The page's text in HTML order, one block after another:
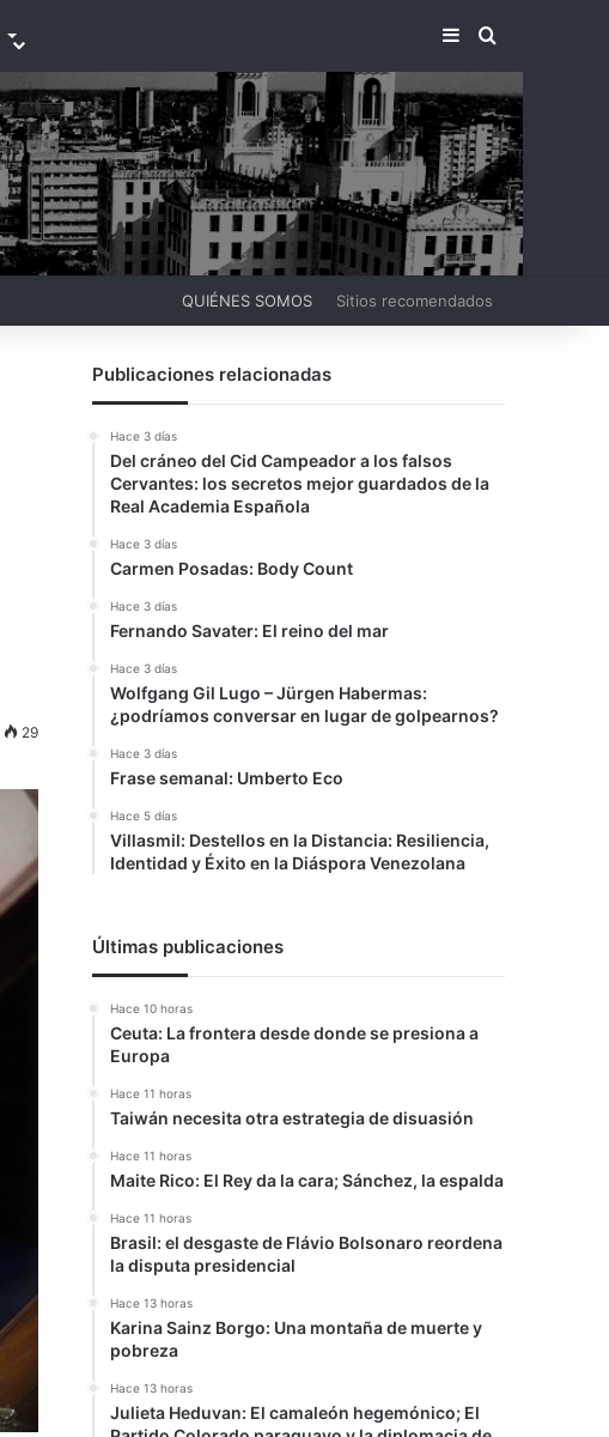
BARRA LATERAL
BUSCAR
QUIÉNES SOMOS Sitios recomendados
29
Publicaciones relacionadas
Hace 3 días
Del cráneo del Cid Campeador a los falsos
Cervantes: los secretos mejor guardados de la
Real Academia Española
Hace 3 días
Carmen Posadas: Body Count
Hace 3 días
Fernando Savater: El reino del mar
Hace 3 días
Wolfgang Gil Lugo – Jürgen Habermas:
¿podríamos conversar en lugar de golpearnos?
Hace 3 días
Frase semanal: Umberto Eco
Hace 5 días
Villasmil: Destellos en la Distancia: Resiliencia,
Identidad y Éxito en la Diáspora Venezolana
Últimas publicaciones
Hace 10 horas
Ceuta: La frontera desde donde se presiona a
Europa
Hace 11 horas
Taiwán necesita otra estrategia de disuasión
Hace 11 horas
Maite Rico: El Rey da la cara; Sánchez, la espalda
Hace 11 horas
Brasil: el desgaste de Flávio Bolsonaro reordena
la disputa presidencial
Hace 13 horas
Karina Sainz Borgo: Una montaña de muerte y
pobreza
Hace 13 horas
Julieta Heduvan: El camaleón hegemónico; El